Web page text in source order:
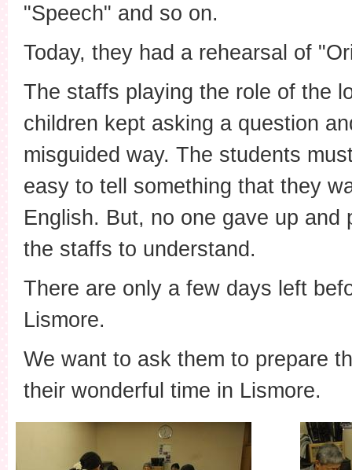
"Speech" and so on.
Today, they had a rehearsal of
The staffs playing the role of the
children kept asking a question
misguided way. The students
easy to tell something that they
English. But, no one gave up and
the staffs to understand.
There are only a few days left
Lismore.
We want to ask them to prepare
their wonderful time in Lismore.